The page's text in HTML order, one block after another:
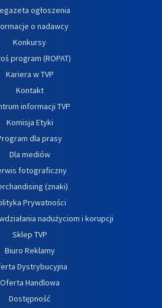
ogłoszenia
o nadawcy
Konkursy
program (ROPAT)
Kariera w TVP
Kontakt
informacji TVP
Komisja Etyki
dla prasy
Dla mediów
fotograficzny
(znaki)
Prywatności
nadużyciom i korupcji
Sklep TVP
Biuro Reklamy
Dystrybucyjna
Oferta Handlowa
Dostępność